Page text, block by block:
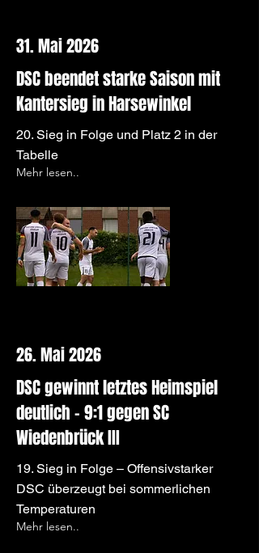
31. Mai 2026
DSC beendet starke Saison mit
Kantersieg in Harsewinkel
20. Sieg in Folge und Platz 2 in der
Tabelle
Mehr lesen..
26. Mai 2026
DSC gewinnt letztes Heimspiel
deutlich – 9:1 gegen SC
Wiedenbrück III
19. Sieg in Folge – Offensivstarker
DSC überzeugt bei sommerlichen
Temperaturen
Mehr lesen..